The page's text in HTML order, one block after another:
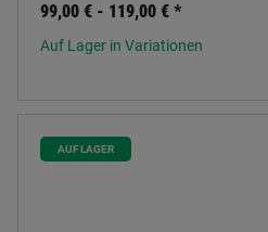
99,00 € - 119,00 € *
Auf Lager in Variationen
AUF LAGER